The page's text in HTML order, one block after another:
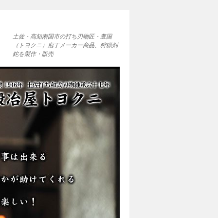
土佐・高知南国市の打ち刃物匠・豊国
（トヨクニ）庖丁メーカー商品、狩猟剣
鉈を製作・販売